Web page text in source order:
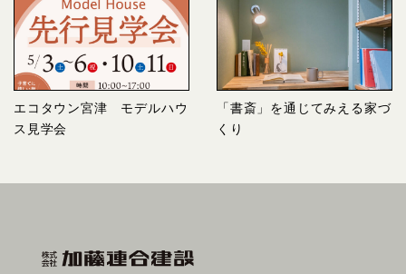
エコタウン宮津 モデルハウ
ス見学会
「書斎」を通じてみえる家づ
くり